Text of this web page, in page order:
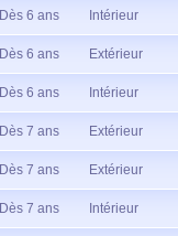
Dès 6 ans Intérieur
Dès 6 ans Extérieur
Dès 6 ans Intérieur
Dès 7 ans Extérieur
Dès 7 ans Extérieur
Dès 7 ans Intérieur